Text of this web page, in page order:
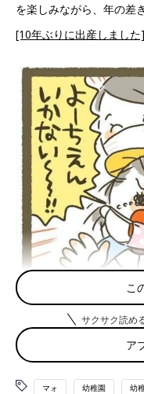
を楽しみながら、年の差
[10年ぶりに出産しまし
こ
サクサク読め
ア
マォ 幼稚園 幼